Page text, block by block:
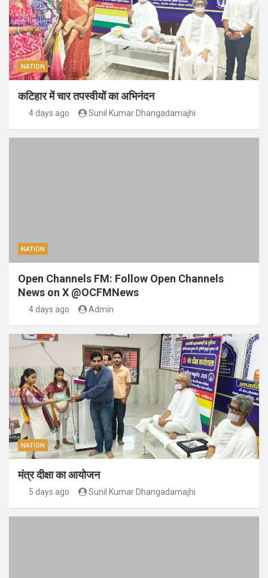
NATION
कटिहार में चार तपस्वीयों का अभिनंदन
4 days ago Sunil Kumar Dhangadamajhi
NATION
Open Channels FM: Follow Open Channels
News on X @OCFMNews
4 days ago Admin
NATION
मंत्र दीक्षा का आयोजन
5 days ago Sunil Kumar Dhangadamajhi